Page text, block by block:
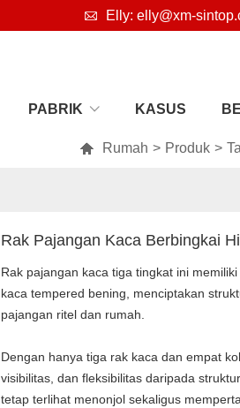
 Elly: elly@xm-
PABRIK KASUS
 Rumah > Produk >
Rak Pajangan Kaca Berbingkai
Rak pajangan kaca tiga tingkat ini
kaca tempered bening, menciptakan
pajangan ritel dan rumah.
Dengan hanya tiga rak kaca dan empat
visibilitas, dan fleksibilitas daripada
tetap terlihat menonjol sekaligus